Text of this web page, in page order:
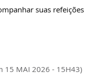
suas refeições
15 MAI 2026 - 15H43)